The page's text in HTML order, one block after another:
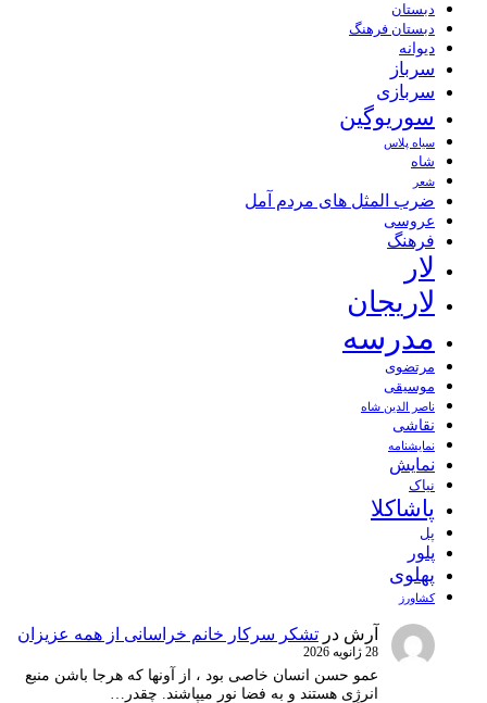
دبستان
دبستان فرهنگ
دیوانه
سرباز
سربازی
سوریوگین
سیاه پلاس
شاه
شعر
ضرب المثل های مردم آمل
عروسی
فرهنگ
لار
لاریجان
مدرسه
مرتضوی
موسیقی
ناصر الدین شاه
نقاشی
نمايشنامه
نمایش
نیاک
پاشاکلا
پل
پلور
پهلوی
کشاورز
آرش در تشکر سرکار خانم خراسانی از همه عزیزان
28 ژانویه 2026
عمو حسن انسان خاصی بود ، از آونها که هرجا باشن منبع
انرژِی هستند و به فضا نور میپاشند. چقدر…